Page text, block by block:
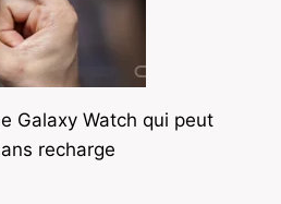
Galaxy Watch qui peut
recharge